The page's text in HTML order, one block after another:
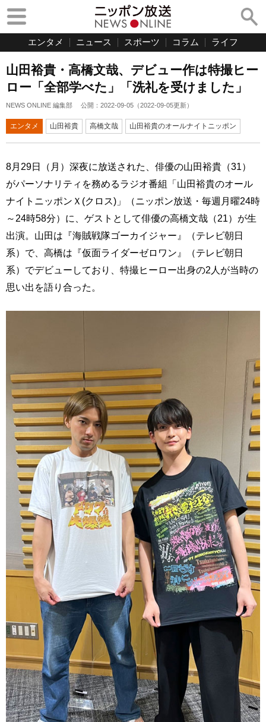
エンタメ ニュース スポーツ コラム ライフ
山田裕貴・高橋文哉、デビュー作は特撮ヒー
ロー「全部学べた」「洗礼を受けました」
NEWS ONLINE 編集部 公開： 2022-09-05 （2022-09-05更新）
エンタメ 山田裕貴 高橋文哉 山田裕貴のオールナイトニッポン
8月29日（月）深夜に放送された、俳優の山田裕貴（31）
がパーソナリティを務めるラジオ番組「山田裕貴のオール
ナイトニッポンＸ(クロス)」（ニッポン放送・毎週月曜24時
～24時58分）に、ゲストとして俳優の高橋文哉（21）が生
出演。山田は『海賊戦隊ゴーカイジャー』（テレビ朝日
系）で、高橋は『仮面ライダーゼロワン』（テレビ朝日
系）でデビューしており、特撮ヒーロー出身の2人が当時の
思い出を語り合った。